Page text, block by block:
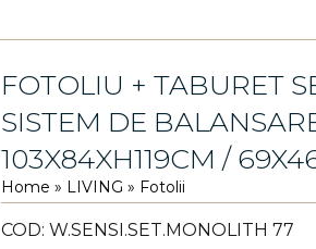
FOTOLIU + TABURET
SISTEM DE
103X84XH119CM /
Home » LIVING » Fotolii
COD: W.SENSI.SET.MONOLITH 77